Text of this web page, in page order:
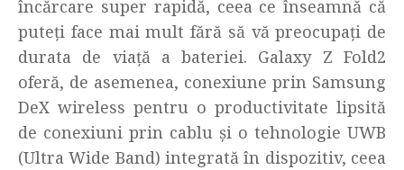
încărcare super rapidă, ceea ce înseamnă că
puteți face mai mult fără să vă preocupați de
durata de viață a bateriei. Galaxy Z Fold2
oferă, de asemenea, conexiune prin Samsung
DeX wireless pentru o productivitate lipsită
de conexiuni prin cablu și o tehnologie UWB
(Ultra Wide Band) integrată în dispozitiv, ceea